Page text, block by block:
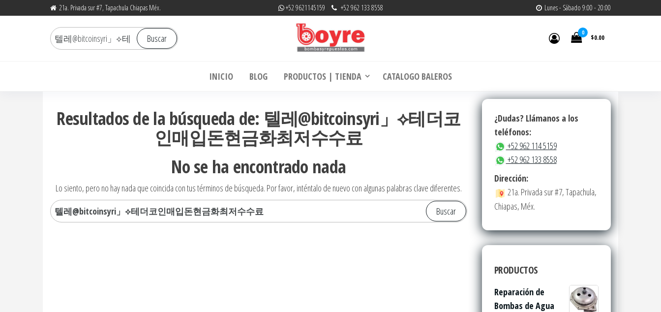
21a. Privada sur #7, Tapachula Chiapas Méx. +52 9621145159 +52 962 133 8558 Lunes - Sábado 9:00 - 20:00
Buscar
por:
Buscar 0
$0.00
INICIO BLOG PRODUCTOS | TIENDA CATALOGO BALEROS
Resultados de la búsqueda de: 텔레@bitcoinsyri」⟡테더코
인매입돈현금화최저수수료
No se ha encontrado nada
Lo siento, pero no hay nada que coincida con tus términos de búsqueda. Por favor, inténtalo de nuevo con algunas palabras clave diferentes.
Buscar:
¿Dudas? Llámanos a los
teléfonos:
+52 962 114 5159
+52 962 133 8558
Dirección:
21a. Privada sur #7, Tapachula,
Chiapas, Méx.
PRODUCTOS
Reparación de
Bombas de Agua